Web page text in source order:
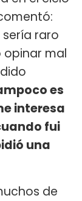
raro
opinar mal
es
interesa
fui
una
de